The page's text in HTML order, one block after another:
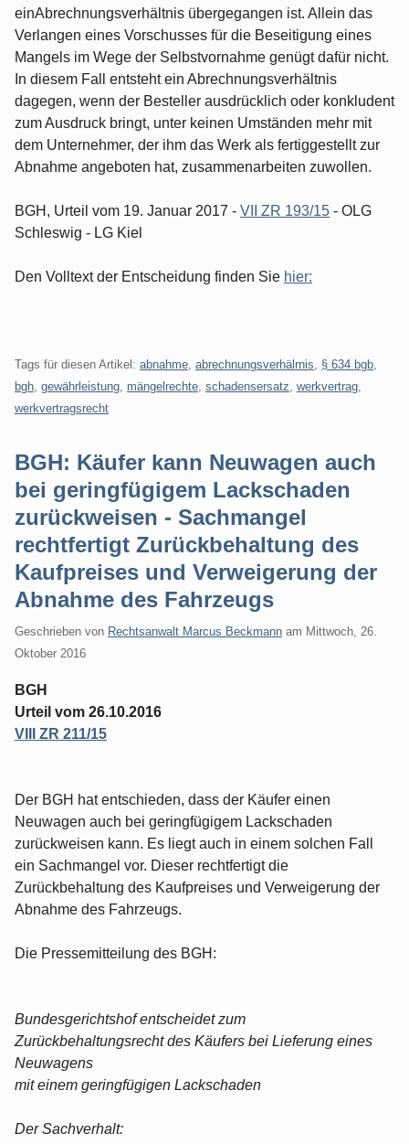
einAbrechnungsverhältnis übergegangen ist. Allein das
Verlangen eines Vorschusses für die Beseitigung eines
Mangels im Wege der Selbstvornahme genügt dafür nicht.
In diesem Fall entsteht ein Abrechnungsverhältnis
dagegen, wenn der Besteller ausdrücklich oder konkludent
zum Ausdruck bringt, unter keinen Umständen mehr mit
dem Unternehmer, der ihm das Werk als fertiggestellt zur
Abnahme angeboten hat, zusammenarbeiten zuwollen.
BGH, Urteil vom 19. Januar 2017 - VII ZR 193/15 - OLG
Schleswig - LG Kiel
Den Volltext der Entscheidung finden Sie hier:
Tags für diesen Artikel: abnahme abrechnungsverhälrnis § 634 bgb
bgh gewährleistung mängelrechte schadensersatz werkvertrag
werkvertragsrecht
BGH: Käufer kann Neuwagen auch
bei geringfügigem Lackschaden
zurückweisen - Sachmangel
rechtfertigt Zurückbehaltung des
Kaufpreises und Verweigerung der
Abnahme des Fahrzeugs
Geschrieben von Rechtsanwalt Marcus Beckmann am Mittwoch, 26.
Oktober 2016
BGH
Urteil vom 26.10.2016
VIII ZR 211/15
Der BGH hat entschieden, dass der Käufer einen
Neuwagen auch bei geringfügigem Lackschaden
zurückweisen kann. Es liegt auch in einem solchen Fall
ein Sachmangel vor. Dieser rechtfertigt die
Zurückbehaltung des Kaufpreises und Verweigerung der
Abnahme des Fahrzeugs.
Die Pressemitteilung des BGH:
Bundesgerichtshof entscheidet zum
Zurückbehaltungsrecht des Käufers bei Lieferung eines
Neuwagens
mit einem geringfügigen Lackschaden
Der Sachverhalt: